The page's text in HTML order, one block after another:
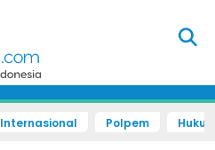
Internasional Polpem